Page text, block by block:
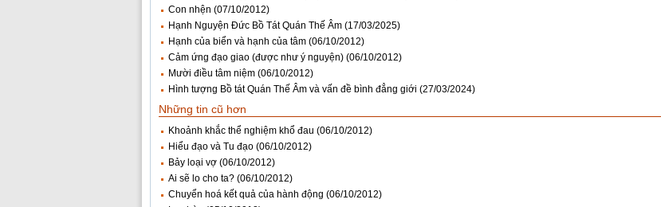
Con nhện (07/10/2012)
Hạnh Nguyện Đức Bồ Tát Quán Thế Âm (17/03/2025)
Hạnh của biển và hạnh của tâm (06/10/2012)
Cảm ứng đạo giao (được như ý nguyện) (06/10/2012)
Mười điều tâm niệm (06/10/2012)
Hình tượng Bồ tát Quán Thế Âm và vấn đề bình đẳng giới (27/03/2024)
Những tin cũ hơn
Khoảnh khắc thể nghiệm khổ đau (06/10/2012)
Hiểu đạo và Tu đạo (06/10/2012)
Bảy loại vợ (06/10/2012)
Ai sẽ lo cho ta? (06/10/2012)
Chuyển hoá kết quả của hành động (06/10/2012)